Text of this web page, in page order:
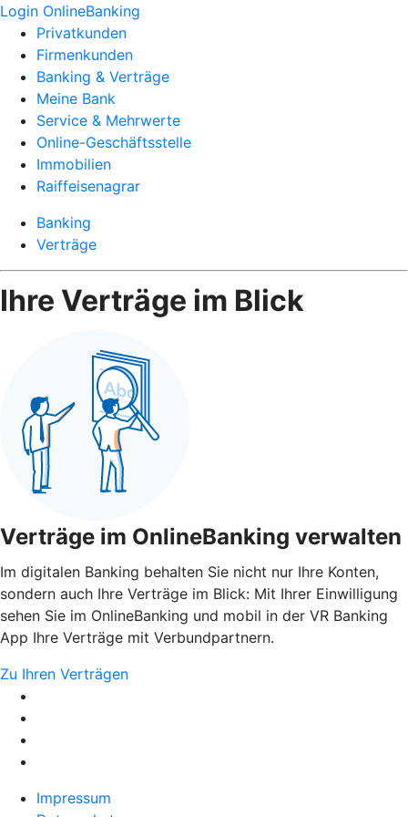
Login OnlineBanking
Privatkunden
Firmenkunden
Banking & Verträge
Meine Bank
Service & Mehrwerte
Online-Geschäftsstelle
Immobilien
Raiffeisenagrar
Banking
Verträge
Ihre Verträge im Blick
Verträge im OnlineBanking verwalten
Im digitalen Banking behalten Sie nicht nur Ihre Konten,
sondern auch Ihre Verträge im Blick: Mit Ihrer Einwilligung
sehen Sie im OnlineBanking und mobil in der VR Banking
App Ihre Verträge mit Verbundpartnern.
Zu Ihren Verträgen
Impressum